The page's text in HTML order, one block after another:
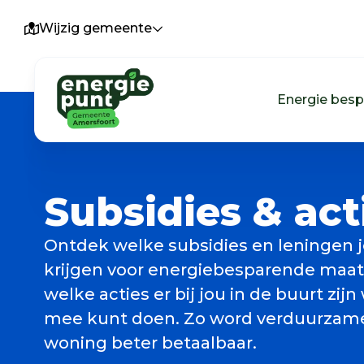
Wijzig gemeente
Energie
Subsidies &
Ontdek welke subsidies en leningen
krijgen voor energiebesparende
welke acties er bij jou in de buurt zijn
mee kunt doen. Zo word
woning beter betaalbaar.